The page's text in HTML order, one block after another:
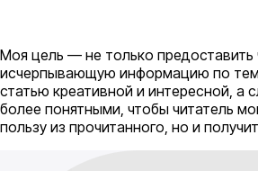
Моя цель — не только предоставить
исчерпывающую информацию по
статью креативной и интересной,
более понятными, чтобы читатель
пользу из прочитанного, но и